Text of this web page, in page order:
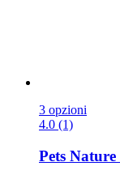
3 opzioni
4.0 (1)
Pets Nature